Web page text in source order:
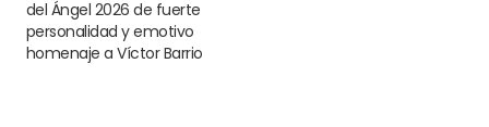
del Ángel 2026 de fuerte
personalidad y emotivo
homenaje a Víctor Barrio